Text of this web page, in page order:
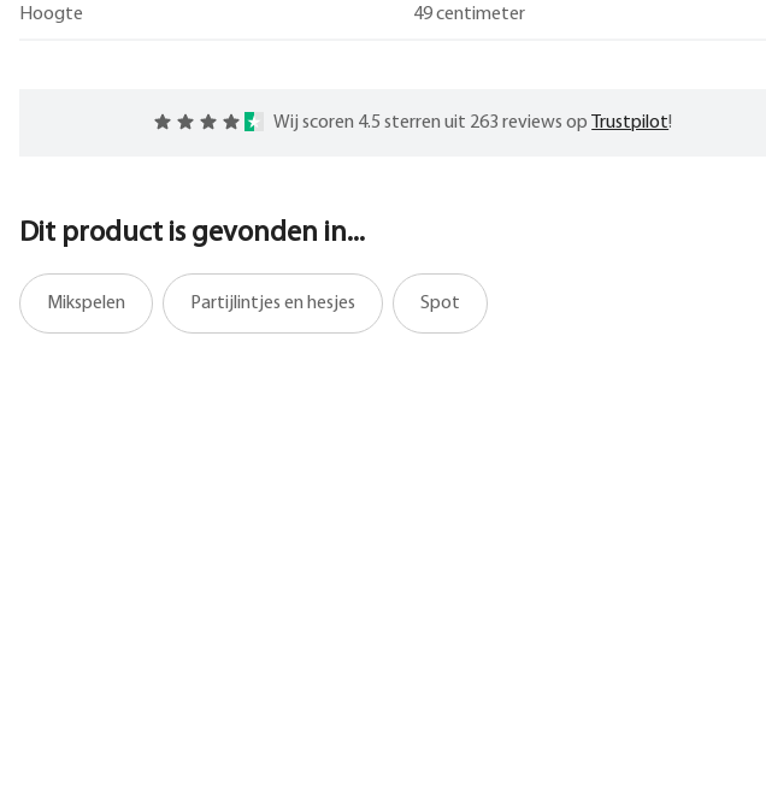
Hoogte 49 centimeter
Wij scoren 4.5 sterren uit 263 reviews op Trustpilot!
Dit product is gevonden in...
Mikspelen Partijlintjes en hesjes Spot